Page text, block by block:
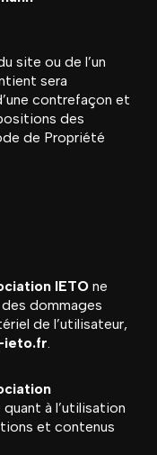
site ou de l’un
sera
contrefaçon et
des
de Propriété
IETO ne
dommages
de l’utilisateur,
ieto.fr.
à l’utilisation
et contenus